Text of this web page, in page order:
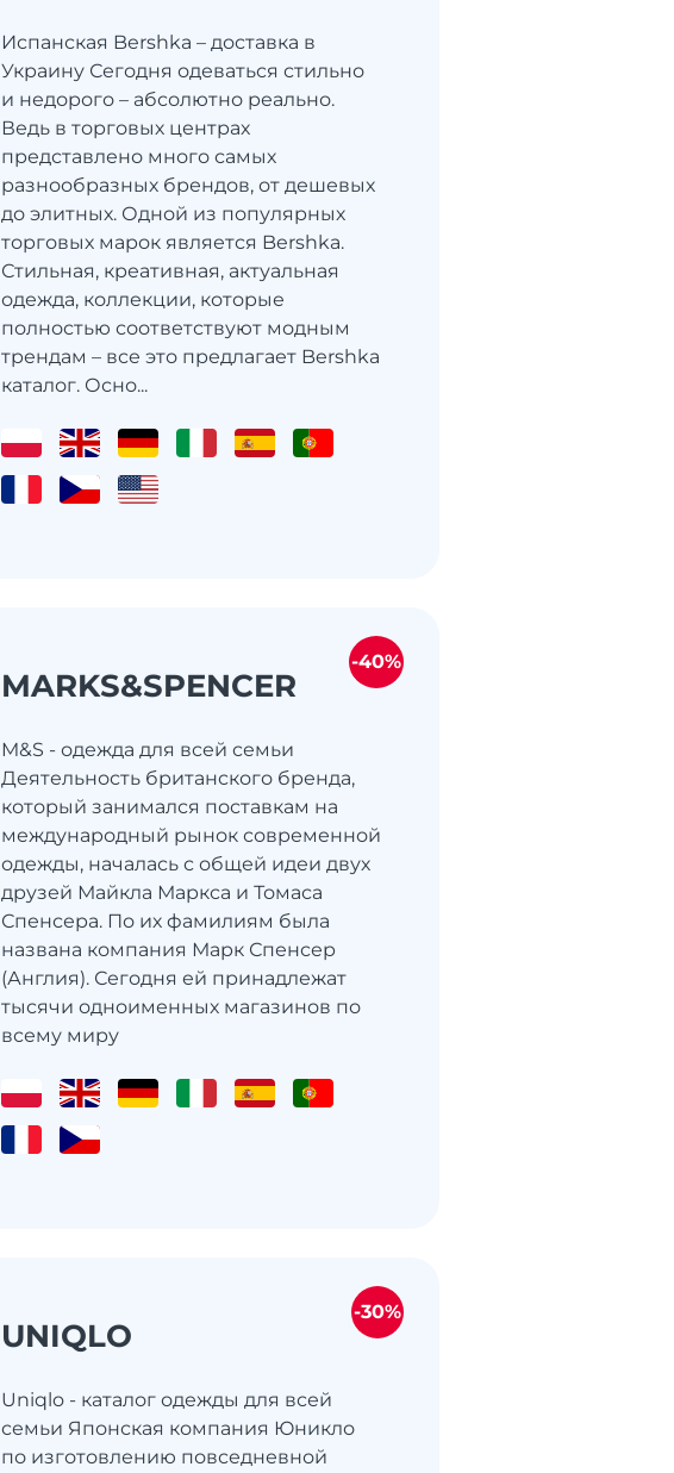
Испанская Bershka – доставка в
Украину Сегодня одеваться стильно
и недорого – абсолютно реально.
Ведь в торговых центрах
представлено много самых
разнообразных брендов, от дешевых
до элитных. Одной из популярных
торговых марок является Bershka.
Стильная, креативная, актуальная
одежда, коллекции, которые
полностью соответствуют модным
трендам – все это предлагает Bershka
каталог. Осно...
MARKS&SPENCER
M&S - одежда для всей семьи
Деятельность британского бренда,
который занимался поставкам на
международный рынок современной
одежды, началась с общей идеи двух
друзей Майкла Маркса и Томаса
Спенсера. По их фамилиям была
названа компания Марк Спенсер
(Англия). Сегодня ей принадлежат
тысячи одноименных магазинов по
всему миру
-40%
UNIQLO
Uniqlo - каталог одежды для всей
семьи Японская компания Юникло
по изготовлению повседневной
-30%